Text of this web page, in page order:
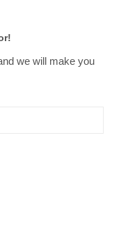
we will make you